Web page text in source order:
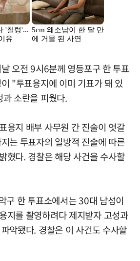
오전 9시6분께 영등포구 한 투표
"투표용지에 이미 기표가 돼 있
소란을 피웠다.
용지 배부 사무원 간 진술이 엇갈
는 투표자의 일방적 진술에 따른
혔다. 경찰은 해당 사건을 수사할
구 한 투표소에서는 30대 남성이
지를 촬영하려다 제지받자 고성과
악됐다. 경찰은 이 사건도 수사할